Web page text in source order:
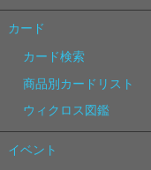
カード
カード検索
商品別カードリスト
ウィクロス図鑑
イベント